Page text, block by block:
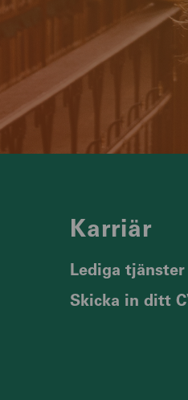
Karriär
Lediga tjänster
Skicka in ditt